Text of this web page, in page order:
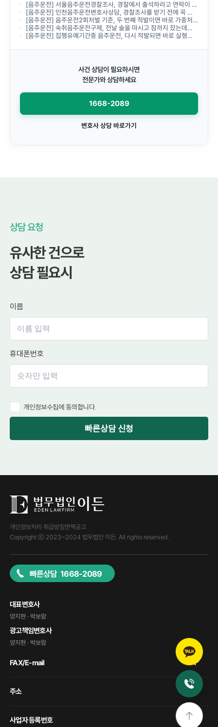
[음주운전] 서울음주운전경찰조사, 경찰에서 출석하라고 연락이 왔는데 무엇부터 준비해야 하나요?
[음주운전] 인천음주운전변호사상담, 경찰조사를 받기 전에 꼭 받아야 하나요?
[음주운전] 음주운전2회처벌 기준, 두 번째 적발이면 바로 가중처벌되나요?
[음주운전] 숙취음주운전구제, 전날 술을 마시고 잠까지 잤는데도 음주운전으로 처벌되나요?
[음주운전] 집행유예기간중 음주운전, 다시 적발되면 바로 실형이 선고되나요?
사건 상담이 필요하시면
전문가와 상담하세요
1668-2089
변호사 상담 바로가기
상담 요청
유사한 건으로
상담 필요시
이름
휴대폰번호
개인정보수집에 동의합니다.
빠른상담 신청
개인정보처리 취급방침면책공고
Copyright ⓒ 2023~2024 법무법인 이든. All rights reserved.
빠른상담 1668-2089
대표변호사
양지현 · 박보람
광고책임변호사
양지현 · 박보람
FAX/E-mail
주소
사업자 등록번호